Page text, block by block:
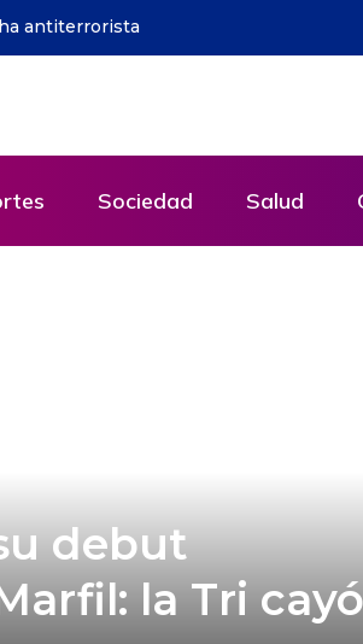
Sociedad Salud
debut